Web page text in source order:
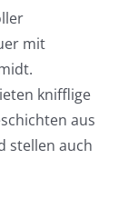
mit
knifflige
aus
stellen auch